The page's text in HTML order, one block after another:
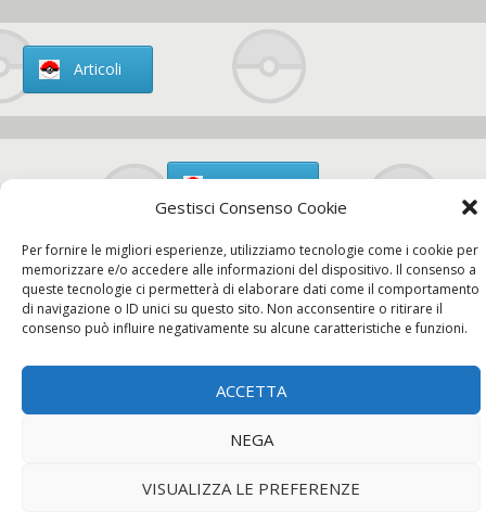
Gestisci Consenso Cookie
Per fornire le migliori esperienze, utilizziamo tecnologie come i cookie per
memorizzare e/o accedere alle informazioni del dispositivo. Il consenso a
queste tecnologie ci permetterà di elaborare dati come il comportamento
di navigazione o ID unici su questo sito. Non acconsentire o ritirare il
consenso può influire negativamente su alcune caratteristiche e funzioni.
ACCETTA
NEGA
VISUALIZZA LE PREFERENZE
Articoli
Chi siamo
Contatti
Contatti Privacy Policy